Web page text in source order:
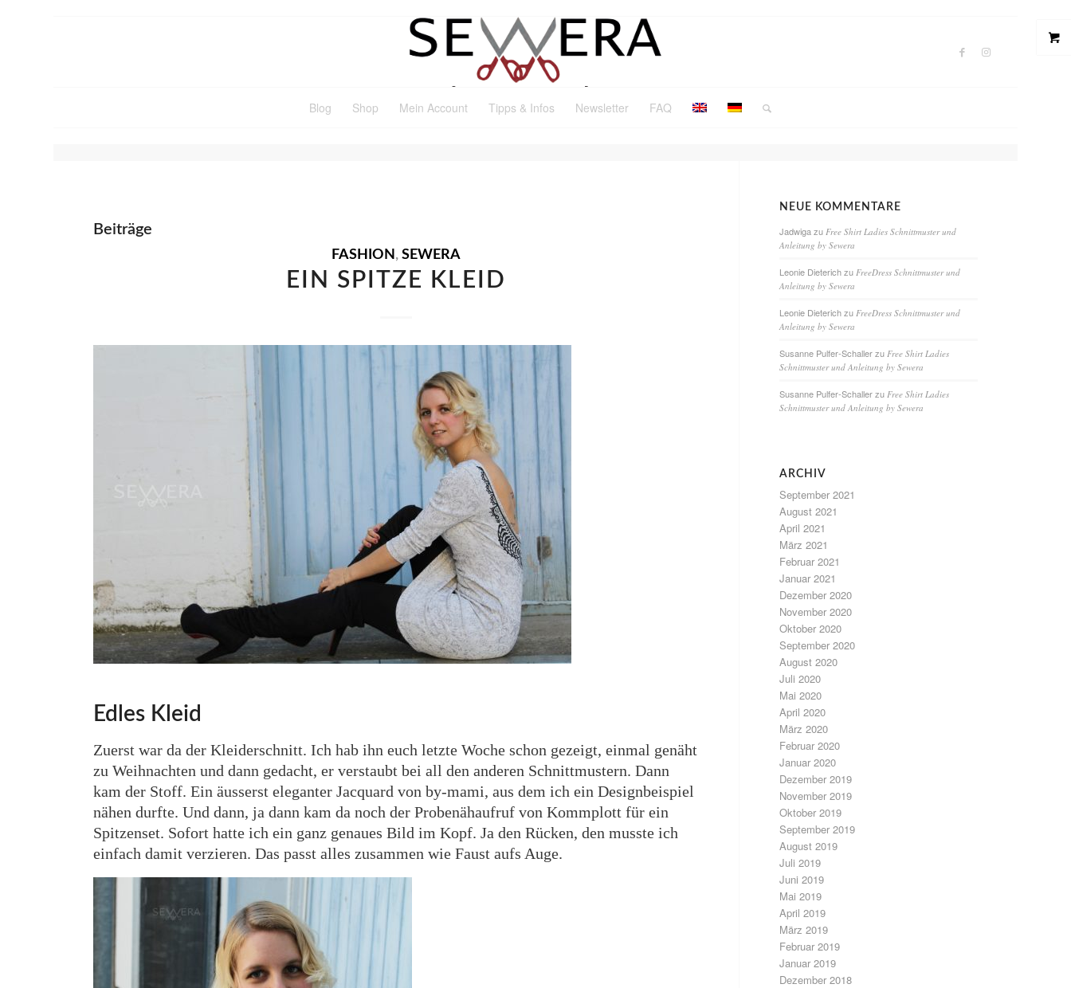
Blog Shop Mein Account Tipps & Infos Newsletter FAQ
Beiträge
FASHION ,SEWERA
EIN SPITZE KLEID
Edles Kleid
Zuerst war da der Kleiderschnitt. Ich hab ihn euch letzte Woche schon gezeigt, einmal genäht
zu Weihnachten und dann gedacht, er verstaubt bei all den anderen Schnittmustern. Dann
kam der Stoff. Ein äusserst eleganter Jacquard von by-mami, aus dem ich ein Designbeispiel
nähen durfte. Und dann, ja dann kam da noch der Probenähaufruf von Kommplott für ein
Spitzenset. Sofort hatte ich ein ganz genaues Bild im Kopf. Ja den Rücken, den musste ich
einfach damit verzieren. Das passt alles zusammen wie Faust aufs Auge.
NEUE KOMMENTARE
Jadwigazu Free Shirt Ladies Schnittmuster und
Anleitung by Sewera
Leonie Dieterichzu FreeDress Schnittmuster und
Anleitung by Sewera
Leonie Dieterichzu FreeDress Schnittmuster und
Anleitung by Sewera
Susanne Pulfer-Schallerzu Free Shirt Ladies
Schnittmuster und Anleitung by Sewera
Susanne Pulfer-Schallerzu Free Shirt Ladies
Schnittmuster und Anleitung by Sewera
ARCHIV
September 2021
August 2021
April 2021
März 2021
Februar 2021
Januar 2021
Dezember 2020
November 2020
Oktober 2020
September 2020
August 2020
Juli 2020
Mai 2020
April 2020
März 2020
Februar 2020
Januar 2020
Dezember 2019
November 2019
Oktober 2019
September 2019
August 2019
Juli 2019
Juni 2019
Mai 2019
April 2019
März 2019
Februar 2019
Januar 2019
Dezember 2018